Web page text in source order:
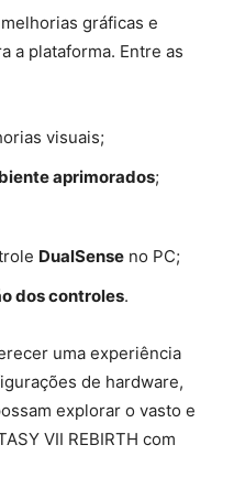
gráficas e
a plataforma. Entre as
visuais;
aprimorados;
DualSense no PC;
dos controles.
uma experiência
de hardware,
explorar o vasto e
VII REBIRTH com